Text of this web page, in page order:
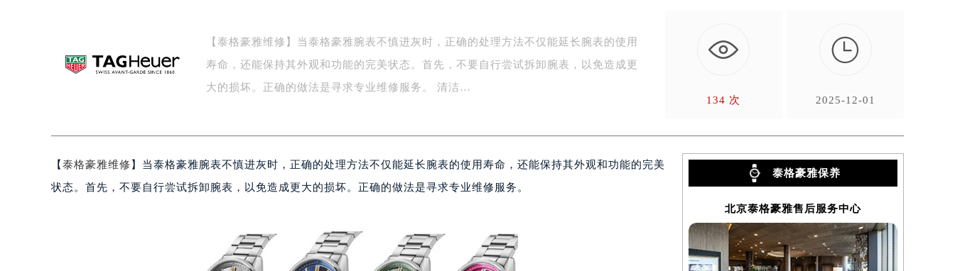
扬州市邗江区国展路29号星耀天地写字楼1号楼18层1803室（需提前预约）
盐城市盐都区世纪大道5号盐城金融城写字楼1号楼16层1604室（需提前预约）
泰州市海陵区永定东路399号置地商务中心东塔写字楼（华润万象城）17层1706室（需提前预约）
绍兴市越城区胜利东路379号世茂天际中心写字楼8层805室（需提前预约）
嘉兴市南湖区广益路705号嘉兴世界贸易中心写字楼A座13层1304室（需提前预约）
广州市天河区天河路230号万菱汇国际中心写字楼A塔7层704室（需提前预约）
广州市越秀区环市东路371-375号世界贸易中心大厦南塔写字楼15层07室（需提前预约）
【泰格豪雅维修】当泰格豪雅腕表不慎进灰时，正确的处理方法不仅能延长腕表的使用
寿命，还能保持其外观和功能的完美状态。首先，不要自行尝试拆卸腕表，以免造成更
大的损坏。正确的做法是寻求专业维修服务。 清洁…
134 次

2025-12-01
【 泰格豪雅维修 】当泰格豪雅腕表不慎进灰时，正确的处理方法不仅能延长腕表的使用寿命，还能保持其外观和功能的完美
状态。首先，不要自行尝试拆卸腕表，以免造成更大的损坏。正确的做法是寻求专业维修服务。
泰格豪雅保养
北京泰格豪雅售后服务中心